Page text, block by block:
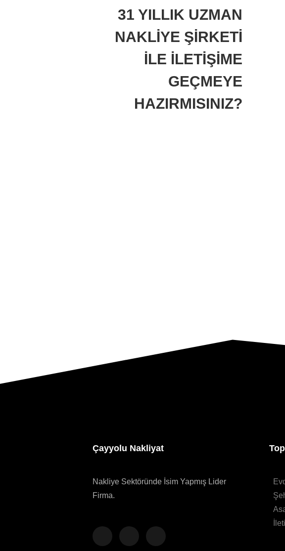
31 YILLIK UZMAN
NAKLİYE ŞİRKETİ
İLE İLETİŞİME
GEÇMEYE
HAZIRMISINIZ?
Çayyolu Nakliyat
Nakliye Sektöründe İsim Yapmış Lider
Firma.